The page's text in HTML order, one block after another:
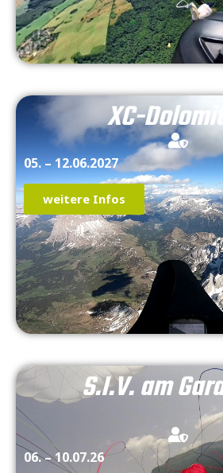
XC-
05. – 12.06.2027
weitere Infos
S.I.V. am
06. – 10.07.26